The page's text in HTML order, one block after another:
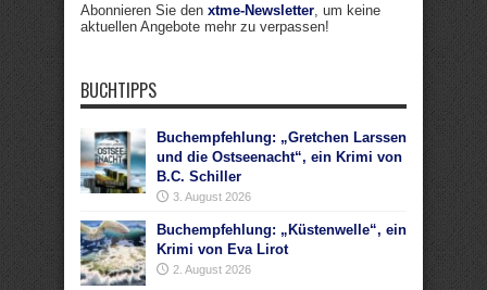
Abonnieren Sie den xtme-Newsletter , um keine
aktuellen Angebote mehr zu verpassen!
BUCHTIPPS
Buchempfehlung: „Gretchen Larssen
und die Ostseenacht“, ein Krimi von
B.C. Schiller
3. August 2026
Buchempfehlung: „Küstenwelle“, ein
Krimi von Eva Lirot
2. August 2026